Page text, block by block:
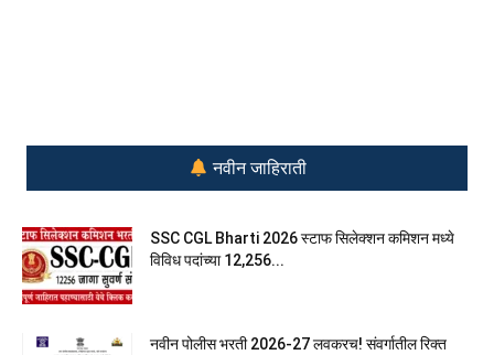
नवीन जाहिराती
SSC CGL Bharti 2026 स्टाफ सिलेक्शन कमिशन मध्ये
विविध पदांच्या 12,256...
नवीन पोलीस भरती 2026-27 लवकरच! संवर्गातील रिक्त